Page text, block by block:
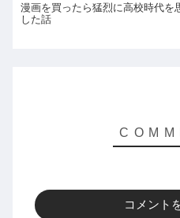
漫画を買ったら猛烈に高校時代を
した話
コメント